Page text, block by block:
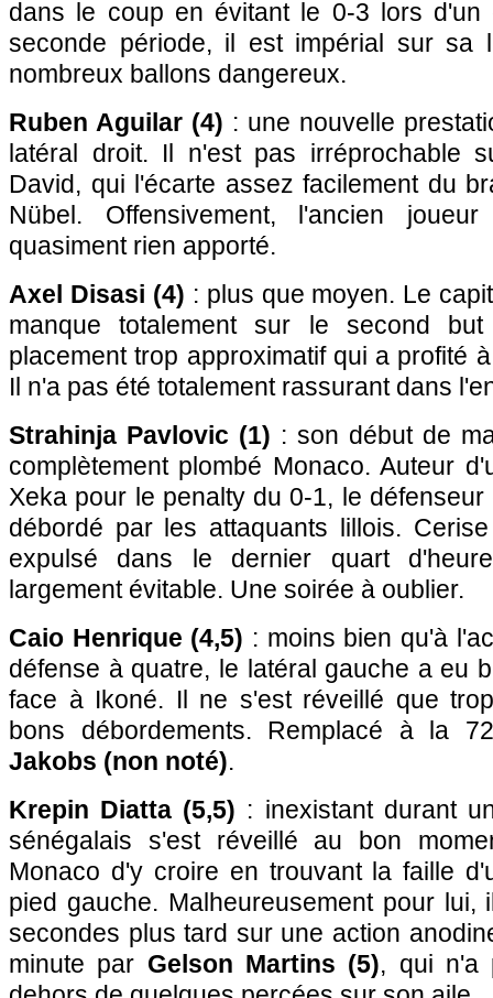
dans le coup en évitant le 0-3 lors d'un
seconde période, il est impérial sur sa
nombreux ballons dangereux.
Ruben Aguilar (4) : une nouvelle
latéral droit. Il n'est pas irréprochable
David, qui l'écarte assez facilement du
Nübel. Offensivement, l'ancien
quasiment rien apporté.
Axel Disasi (4) : plus que moyen. Le
manque totalement sur le second
placement trop approximatif qui a profité
Il n'a pas été totalement rassurant dans
Strahinja Pavlovic (1) : son début de
complètement plombé Monaco. Auteur
Xeka pour le penalty du 0-1, le
débordé par les attaquants lillois.
expulsé dans le dernier quart
largement évitable. Une soirée à oublier.
Caio Henrique (4,5) : moins bien qu'à
défense à quatre, le latéral gauche a eu
face à Ikoné. Il ne s'est réveillé que
bons débordements. Remplacé à la
Jakobs (non noté).
Krepin Diatta (5,5) : inexistant durant
sénégalais s'est réveillé au bon
Monaco d'y croire en trouvant la faille
pied gauche. Malheureusement pour lui,
secondes plus tard sur une action
minute par Gelson Martins (5), qui n'a